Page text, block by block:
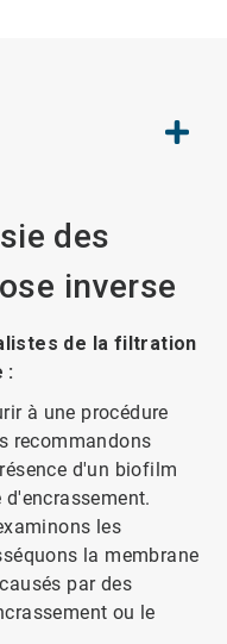
des
inverse
de la filtration
:
à une procédure
recommandons
d'un biofilm
les
la membrane
par des
ou le